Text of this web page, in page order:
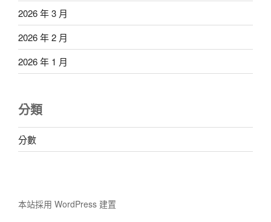
2026 年 3 月
2026 年 2 月
2026 年 1 月
分類
分數
本站採用 WordPress 建置